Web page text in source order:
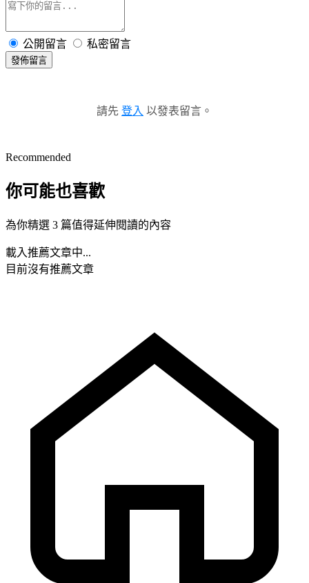
公開留言 私密留言
發佈留言
請先 登入 以發表留言。
Recommended
你可能也喜歡
為你精選 3 篇值得延伸閱讀的內容
載入推薦文章中...
目前沒有推薦文章